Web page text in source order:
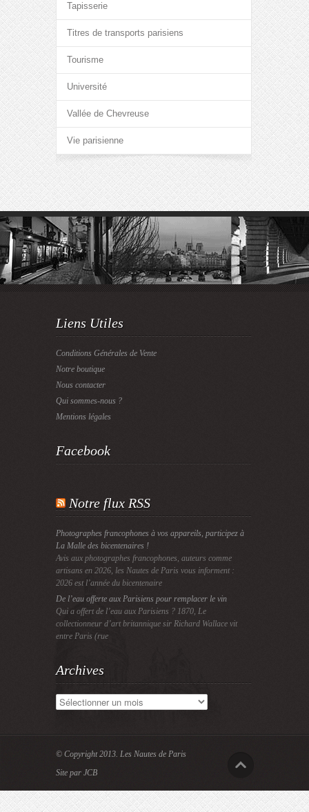
Tapisserie
Titres de transports parisiens
Tourisme
Université
Vallée de Chevreuse
Vie parisienne
Liens Utiles
Conditions Générales de Vente
Notre boutique
Nous contacter
Qui sommes-nous ?
Mentions légales
Facebook
Notre flux RSS
Photographes francophones à vos appareils, participez à
La Malle des bicentenaires !
Avis aux photographes francophones, auteurs comme
artisans en 2026, les Nautes de Paris vous informent :
2026 est l’année du bicentenaire
De l’eau offerte aux Parisiens pour remplacer le vin
Qui a offert de l’eau aux Parisiens ? 1870, Le
collectionneur d’art britannique sir Richard Wallace vit
entre Paris (rue
Archives
Archives
© Copyright 2013. Les Nautes de Paris
Site par JCB